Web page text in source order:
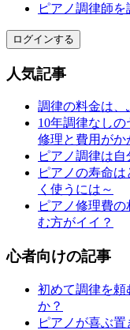
ピアノ調律師を
ログインする
人気記事
調律の料金は、
10年調律なし
修理と費用がか
ピアノ調律は自
ピアノの寿命
く使うには～
ピアノ修理費
む方がイイ？
心者向けの記事
初めて調律を頼
か？
ピアノが喜ぶ